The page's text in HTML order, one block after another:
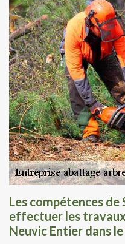
Les compétences de
effectuer les
Neuvic Entier dans